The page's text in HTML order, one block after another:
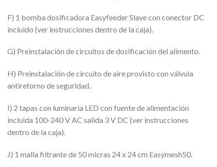
F) 1 bomba dosificadora Easyfeeder Slave con conector DC
incluido (ver instrucciones dentro de la caja).
G) Preinstalación de circuitos de dosificación del alimento.
H) Preinstalación de circuito de aire provisto con válvula
antiretorno de seguridad.
I) 2 tapas con luminaria LED con fuente de alimentación
incluida 100-240 V AC salida 3 V DC (ver instrucciones
dentro de la caja).
J) 1 malla filtrante de 50 micras 24 x 24 cm Easymesh50.